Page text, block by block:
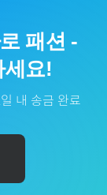
로 패션 -
요!
내 송금 완료